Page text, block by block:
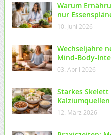
Warum
nur
10. Juni 2026
Wechseljahre
Mind-Body-
03. April 2026
Starkes
12. März 2026